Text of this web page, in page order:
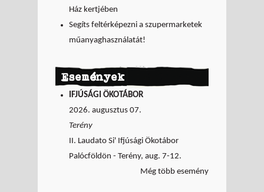
Ház kertjében
Segíts feltérképezni a szupermarketek
műanyaghasználatát!
Események
IFJÚSÁGI ÖKOTÁBOR
2026. augusztus 07.
Terény
II. Laudato Si' Ifjúsági Ökotábor
Palócföldön - Terény, aug. 7-12.
Még több esemény